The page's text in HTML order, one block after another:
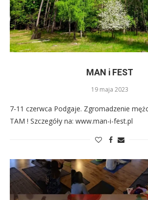
MAN i FEST
19 maja 2023
7-11 czerwca Podgaje. Zgromadzenie
TAM ! Szczegóły na: www.man-i-fest.pl